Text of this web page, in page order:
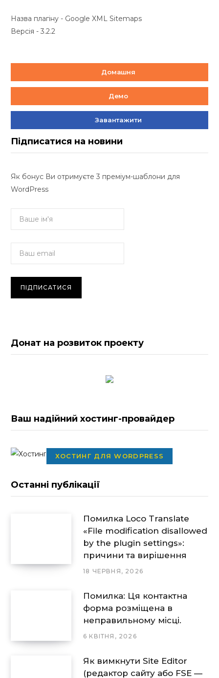
Назва плагіну - Google XML Sitemaps
Версія - 3.2.2
Домашня
Демо
Завантажити
Підписатися на новини
Як бонус Ви отримуєте 3 преміум-шаблони для
WordPress
Донат на розвиток проекту
Ваш надійний хостинг-провайдер
ХОСТИНГ ДЛЯ WORDPRESS
Останні публікації
Помилка Loco Translate
«File modification disallowed
by the plugin settings»:
причини та вирішення
18 ЧЕРВНЯ, 2026
Помилка: Ця контактна
форма розміщена в
неправильному місці.
6 КВІТНЯ, 2026
Як вимкнути Site Editor
(редактор сайту або FSE —